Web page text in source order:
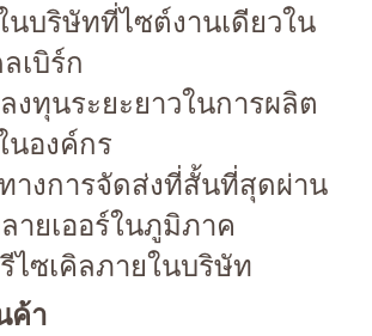
นบริษัทที่ไซต์งานเดียวใน
เบิร์ก
งทุนระยะยาวในการผลิต
นองค์กร
างการจัดส่งที่สั้นที่สุดผ่าน
ายเออร์ในภูมิภาค
ไซเคิลภายในบริษัท
ค้า